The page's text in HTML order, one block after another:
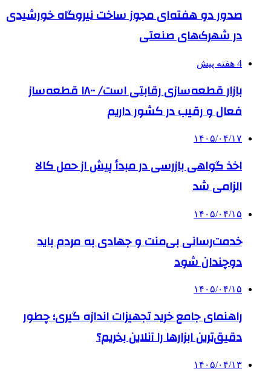
صدور دو هفته‌ای مجوز ساخت نیروگاه خورشیدی
در شهرک‌های صنعتی
4 هفته پیش
بازار قطعه‌سازی رقابتی است/ ۱۸۰۰ قطعه‌ساز
فعال و رقیب در کشور داریم
۱۴۰۵/۰۴/۱۷
اخذ گواهی بازرسی در مبدأ پیش از حمل کالا
الزامی شد
۱۴۰۵/۰۴/۱۵
خدمت‌رسانی بی‌منت و جهادی به مردم باید
دوچندان شود
۱۴۰۵/۰۴/۱۵
راهنمای جامع خرید تجهیزات اندازه گیری؛ چطور
دقیق‌ترین ابزارها را آنلاین بخریم؟
۱۴۰۵/۰۴/۱۳